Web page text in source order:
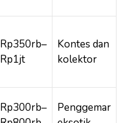
Rp350rb–
Rp1jt
Kontes dan
kolektor
Rp300rb–
Penggemar